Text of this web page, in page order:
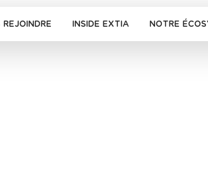
REJOINDRE INSIDE EXTIA NOTRE